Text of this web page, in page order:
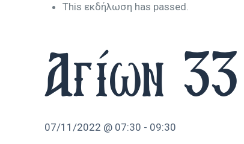
This εκδήλωση has passed.
Αγίων
07/11/2022 @ 07:30 - 09:30